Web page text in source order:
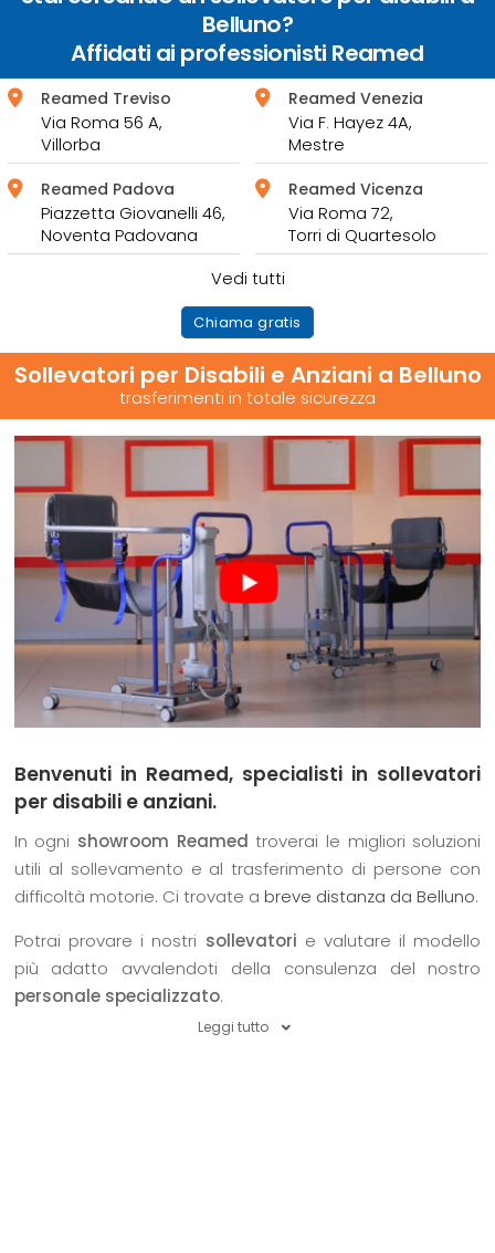
Belluno?
Affidati ai professionisti Reamed
Reamed Treviso
Via Roma 56 A,
Villorba
Reamed Venezia
Via F. Hayez 4A,
Mestre
Reamed Padova
Piazzetta Giovanelli 46,
Noventa Padovana
Reamed Vicenza
Via Roma 72,
Torri di Quartesolo
Vedi tutti
Chiama gratis
Sollevatori per Disabili e Anziani a Belluno
trasferimenti in totale sicurezza
Benvenuti in Reamed, specialisti in sollevatori
per disabili e anziani.
In ogni showroom Reamed troverai le migliori soluzioni
utili al sollevamento e al trasferimento di persone con
difficoltà motorie. Ci trovate a breve distanza da Belluno.
Potrai provare i nostri sollevatori e valutare il modello
più adatto avvalendoti della consulenza del nostro
personale specializzato.
Leggi tutto